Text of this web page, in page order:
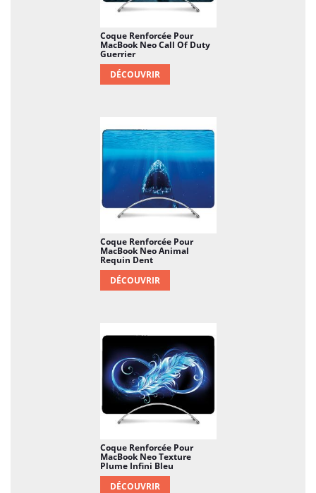
Coque Renforcée Pour
MacBook Neo Call Of Duty
Guerrier
DÉCOUVRIR
Coque Renforcée Pour
MacBook Neo Animal
Requin Dent
DÉCOUVRIR
Coque Renforcée Pour
MacBook Neo Texture
Plume Infini Bleu
DÉCOUVRIR